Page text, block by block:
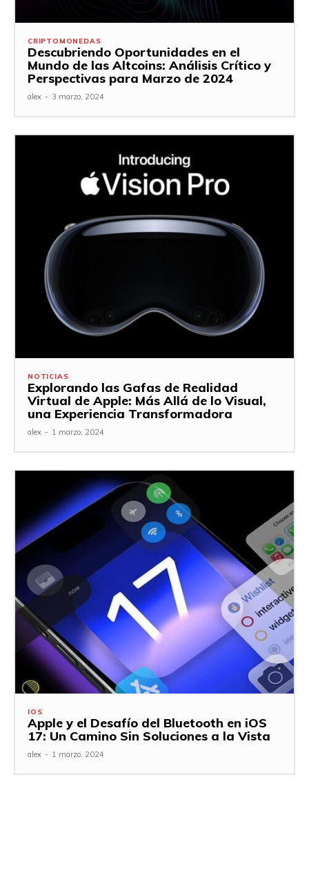
CRIPTOMONEDAS
Descubriendo Oportunidades en el
Mundo de las Altcoins: Análisis Crítico y
Perspectivas para Marzo de 2024
alex - 3 marzo, 2024
NOTICIAS
Explorando las Gafas de Realidad
Virtual de Apple: Más Allá de lo Visual,
una Experiencia Transformadora
alex - 1 marzo, 2024
IOS
Apple y el Desafío del Bluetooth en iOS
17: Un Camino Sin Soluciones a la Vista
alex - 1 marzo, 2024